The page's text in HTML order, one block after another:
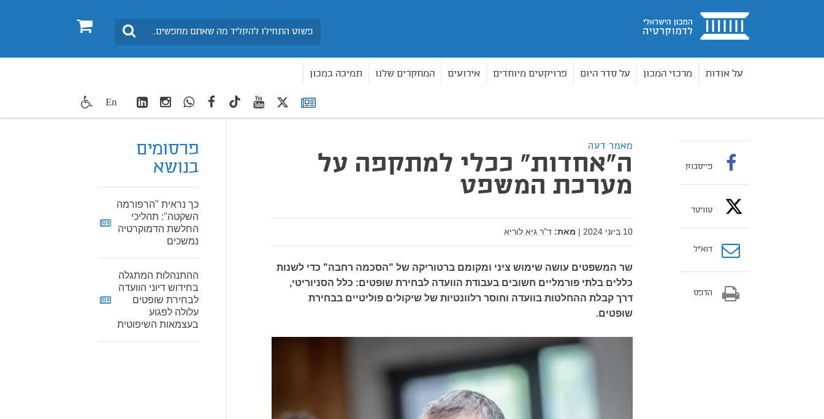
בית 0 חיפוש
על אודות מרכזי המכון על סדר היום פרויקטים מיוחדים אירועים המחקרים שלנו תמיכה במכון
רשימת
תפוצה
twitter
youtube
TikTok
facebook
WhatsApp
Instagram
LinkedIn
En
מאמר דעה
ה"אחדות" ככלי למתקפה על
מערכת המשפט
10 ביוני 2024 | מאת: ד"ר גיא לוריא
שר המשפטים עושה שימוש ציני ומקומם ברטוריקה של "הסכמה רחבה" כדי לשנות
כללים בלתי פורמליים חשובים בעבודת הוועדה לבחירת שופטים: כלל הסניוריטי,
דרך קבלת ההחלטות בוועדה וחוסר רלוונטיות של שיקולים פוליטיים בבחירת
שופטים.
פייסבוק
טוויטר
דוא”ל
הדפס
פרסומים
בנושא
כך נראית "הרפורמה
השקטה": תהליכי
החלשת הדמוקרטיה
נמשכים
ההתנהלות המתגלה
בחידוש דיוני הוועדה
לבחירת שופטים
עלולה לפגוע
בעצמאות השיפוטית